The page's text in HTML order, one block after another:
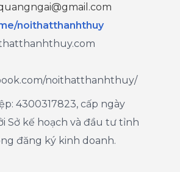
noithatthanhthuy
noithatthanhthuy/
4300317823, cấp ngày
Sở kế hoạch và đầu tư tỉnh
đăng ký kinh doanh.